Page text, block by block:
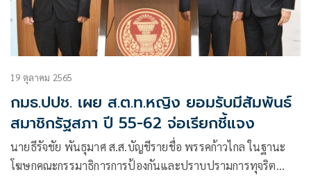
19 ตุลาคม 2565
กมธ.ปปช. เผย ส.ต.ท.หญิง ยอมรับมีสัมพันธ์
สมาชิกรัฐสภา ปี 55-62 จ่อเรียกชี้แจง
นายธีรัจชัย พันธุมาศ ส.ส.บัญชีรายชื่อ พรรคก้าวไกล ในฐานะ
โฆษกคณะกรรมาธิการการป้องกันและปราบปรามการทุจริต